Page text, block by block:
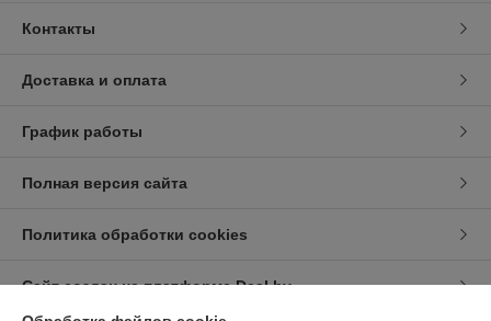
Контакты
Доставка и оплата
График работы
Полная версия сайта
Политика обработки cookies
Сайт создан на платформе Deal.by